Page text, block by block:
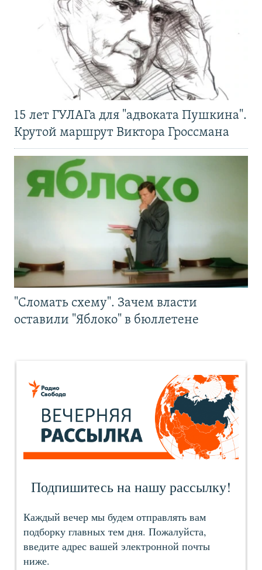
15 лет ГУЛАГа для "адвоката Пушкина".
Крутой маршрут Виктора Гроссмана
"Сломать схему". Зачем власти
оставили "Яблоко" в бюллетене